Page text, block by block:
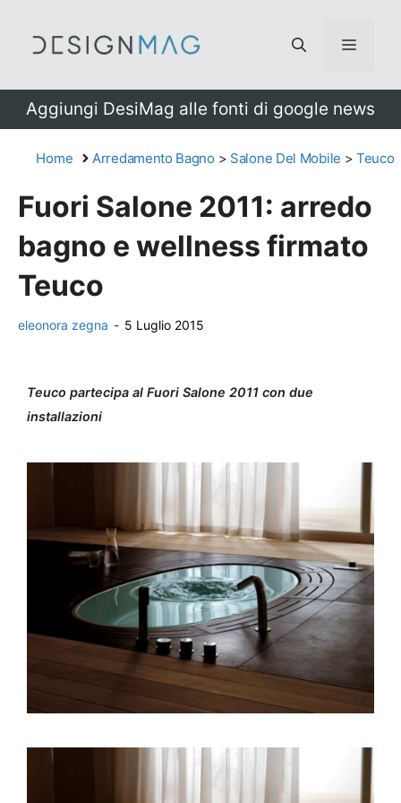
Menu
Aggiungi DesiMag alle fonti di google news
Home Arredamento Bagno > Salone Del Mobile >Teuco
Fuori Salone 2011: arredo
bagno e wellness firmato
Teuco
eleonora zegna - 5 Luglio 2015
Teuco partecipa al Fuori Salone 2011 con due
installazioni